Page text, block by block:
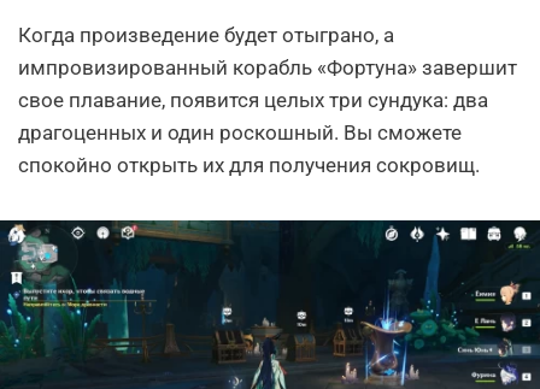
Когда произведение будет отыграно, а
импровизированный корабль «Фортуна» завершит
свое плавание, появится целых три сундука: два
драгоценных и один роскошный. Вы сможете
спокойно открыть их для получения сокровищ.